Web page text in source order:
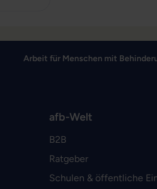
Arbeit für Menschen mit
afb-Welt
B2B
Ratgeber
Schulen & öffentliche